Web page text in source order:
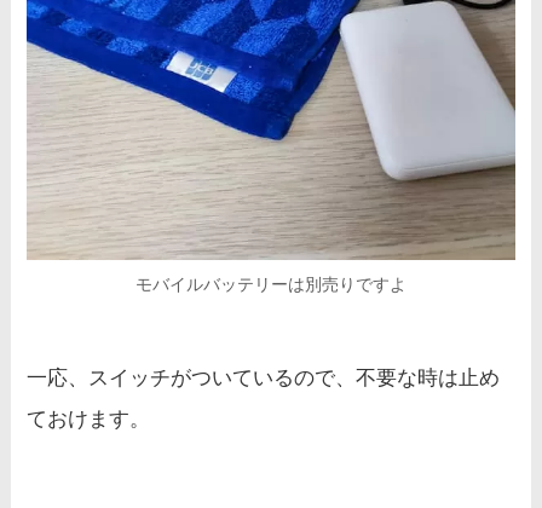
モバイルバッテリーは別売りですよ
一応、スイッチがついているので、不要な時は止め
ておけます。